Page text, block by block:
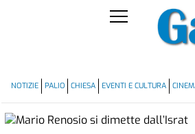
NOTIZIE PALIO CHIESA EVENTI E CULTURA